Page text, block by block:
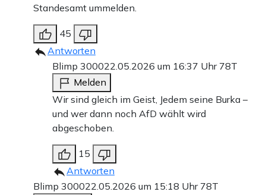
Standesamt ummelden.
45
Antworten
Blimp 300022.05.2026 um 16:37 Uhr 78T
Melden
Wir sind gleich im Geist, Jedem seine Burka –
und wer dann noch AfD wählt wird
abgeschoben.
15
Antworten
Blimp 300022.05.2026 um 15:18 Uhr 78T